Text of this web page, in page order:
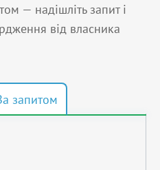
— надішліть запит і
від власника